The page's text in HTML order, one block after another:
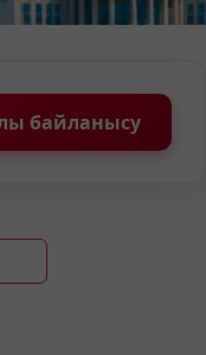
байланысу